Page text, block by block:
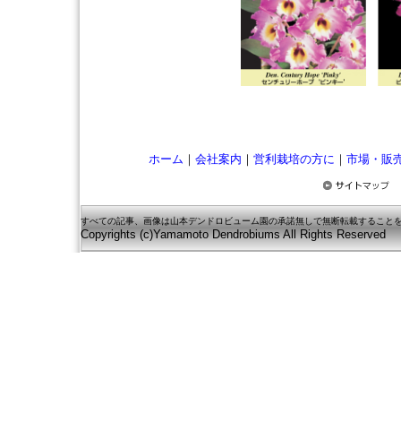
ホーム ｜ 会社案内 ｜ 営利栽培の方に ｜ 市場・販
すべての記事、画像は山本デンドロビューム園の承諾無しで無断転載すること
Copyrights (c)Yamamoto Dendrobiums All Rights Reserved